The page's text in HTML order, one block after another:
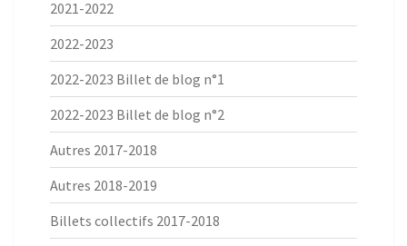
2021-2022
2022-2023
2022-2023 Billet de blog n°1
2022-2023 Billet de blog n°2
Autres 2017-2018
Autres 2018-2019
Billets collectifs 2017-2018